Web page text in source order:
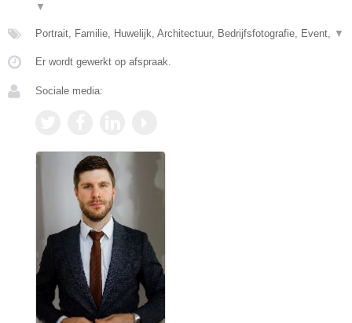
▼
Portrait, Familie, Huwelijk, Architectuur, Bedrijfsfotografie, Event, ▼
Er wordt gewerkt op afspraak.
Sociale media: